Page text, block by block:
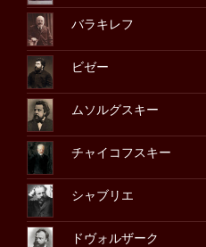
バラキレフ
ビゼー
ムソルグスキー
チャイコフスキー
シャブリエ
ドヴォルザーク